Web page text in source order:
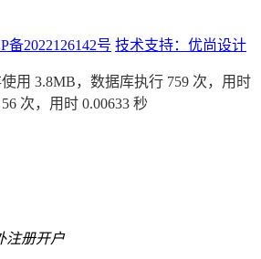
备2022126142号 技术支持：优尚设计
用 3.8MB，数据库执行 759 次，用时
次，用时 0.00633 秒
注册开户